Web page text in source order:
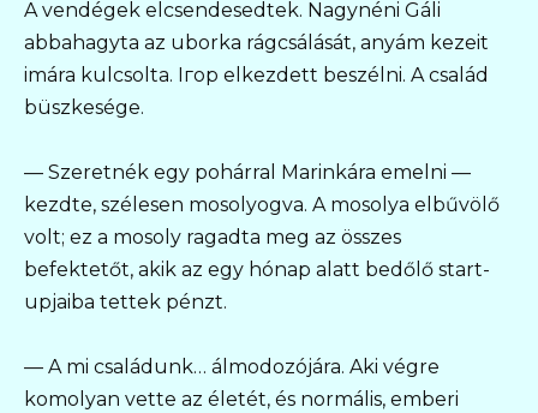
A vendégek elcsendesedtek. Nagynéni Gáli
abbahagyta az uborka rágcsálását, anyám kezeit
imára kulcsolta. Iгор elkezdett beszélni. A család
büszkesége.
— Szeretnék egy pohárral Marinkára emelni —
kezdte, szélesen mosolyogva. A mosolya elbűvölő
volt; ez a mosoly ragadta meg az összes
befektetőt, akik az egy hónap alatt bedőlő start-
upjaiba tettek pénzt.
— A mi családunk… álmodozójára. Aki végre
komolyan vette az életét, és normális, emberi